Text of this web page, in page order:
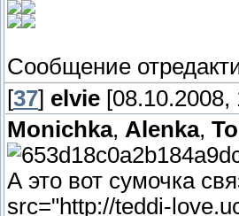
Сообщение
[37] elvie [08.10.2008,
Monichka, Alenka,
А это вот сумочка
src="http://teddi-